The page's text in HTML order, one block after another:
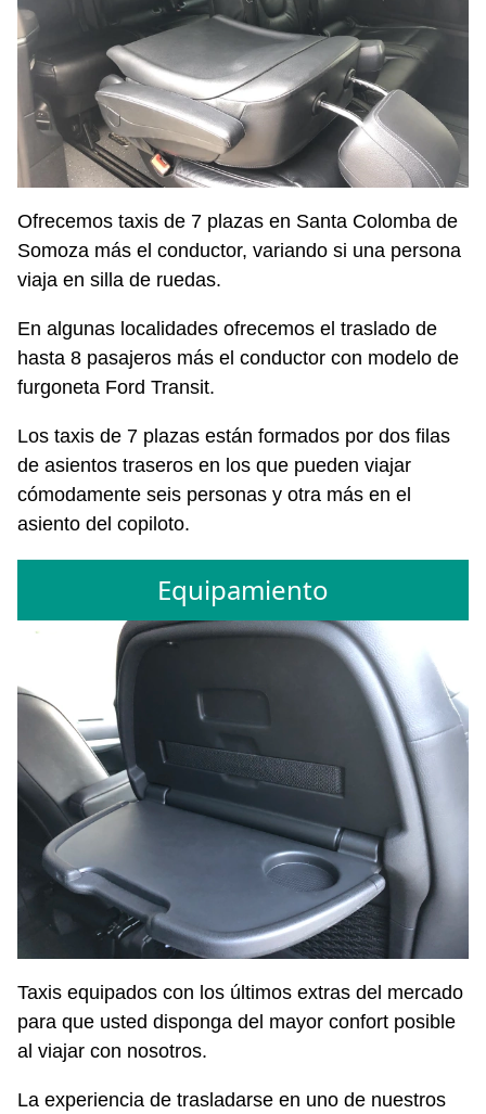
Ofrecemos taxis de 7 plazas en Santa Colomba de
Somoza más el conductor, variando si una persona
viaja en silla de ruedas.
En algunas localidades ofrecemos el traslado de
hasta 8 pasajeros más el conductor con modelo de
furgoneta Ford Transit.
Los taxis de 7 plazas están formados por dos filas
de asientos traseros en los que pueden viajar
cómodamente seis personas y otra más en el
asiento del copiloto.
Equipamiento
Taxis equipados con los últimos extras del mercado
para que usted disponga del mayor confort posible
al viajar con nosotros.
La experiencia de trasladarse en uno de nuestros